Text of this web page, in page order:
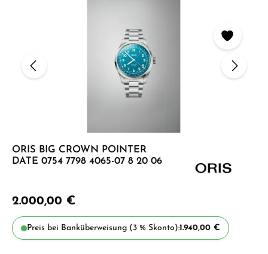
ORIS BIG CROWN POINTER
DATE 0754 7798 4065-07 8 20 06
2.000,00 €
Preis bei Banküberweisung (3 % Skonto):1.940,00 €